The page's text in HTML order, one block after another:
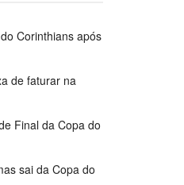
Corinthians após
de faturar na
Final da Copa do
sai da Copa do